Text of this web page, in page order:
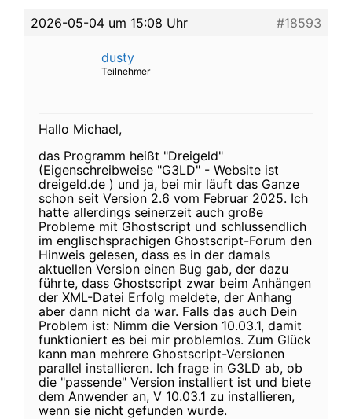
2026-05-04 um 15:08 Uhr
#18593
dusty
Teilnehmer
Hallo Michael,
das Programm heißt "Dreigeld"
(Eigenschreibweise "G3LD" - Website ist
dreigeld.de ) und ja, bei mir läuft das Ganze
schon seit Version 2.6 vom Februar 2025. Ich
hatte allerdings seinerzeit auch große
Probleme mit Ghostscript und schlussendlich
im englischsprachigen Ghostscript-Forum den
Hinweis gelesen, dass es in der damals
aktuellen Version einen Bug gab, der dazu
führte, dass Ghostscript zwar beim Anhängen
der XML-Datei Erfolg meldete, der Anhang
aber dann nicht da war. Falls das auch Dein
Problem ist: Nimm die Version 10.03.1, damit
funktioniert es bei mir problemlos. Zum Glück
kann man mehrere Ghostscript-Versionen
parallel installieren. Ich frage in G3LD ab, ob
die "passende" Version installiert ist und biete
dem Anwender an, V 10.03.1 zu installieren,
wenn sie nicht gefunden wurde.